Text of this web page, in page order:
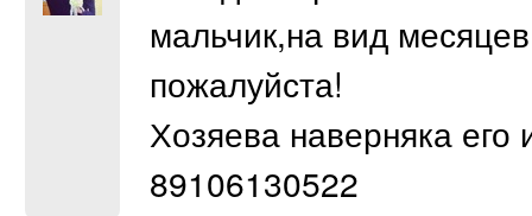
мальчик,на вид
пожалуйста!
Хозяева наверняка его
89106130522